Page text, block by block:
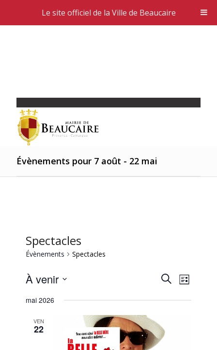
Évènements pour 7 août - 22 mai
Spectacles
Évènements Spectacles
de
vues
Recherche
de
vues
Liste
À venir
une
mai 2026
VEN
22
Le site officiel de la Ville de Beaucaire